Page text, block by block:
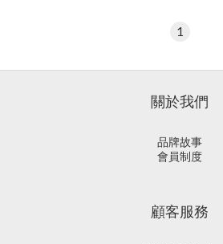
1
關於我們
品牌故事
會員制度
顧客服務